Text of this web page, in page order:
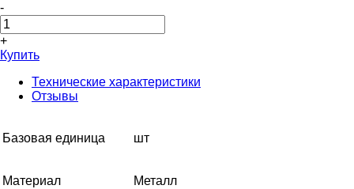
-
+
Купить
Технические характеристики
Отзывы
Базовая единица шт
Материал Металл